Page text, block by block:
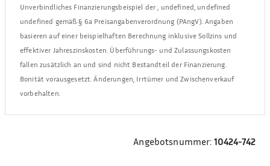
Unverbindliches Finanzierungsbeispiel der
undefined, undefined
undefined gemäß § 6a Preisangabenverordnung (PAngV). Angaben
basieren auf einer beispielhaften Berechnung inklusive Sollzins und
effektiver Jahreszinskosten. Überführungs- und Zulassungskosten
fallen zusätzlich an und sind nicht Bestandteil der Finanzierung.
Bonität vorausgesetzt. Änderungen, Irrtümer und Zwischenverkauf
vorbehalten.
Angebotsnummer: 10424-742